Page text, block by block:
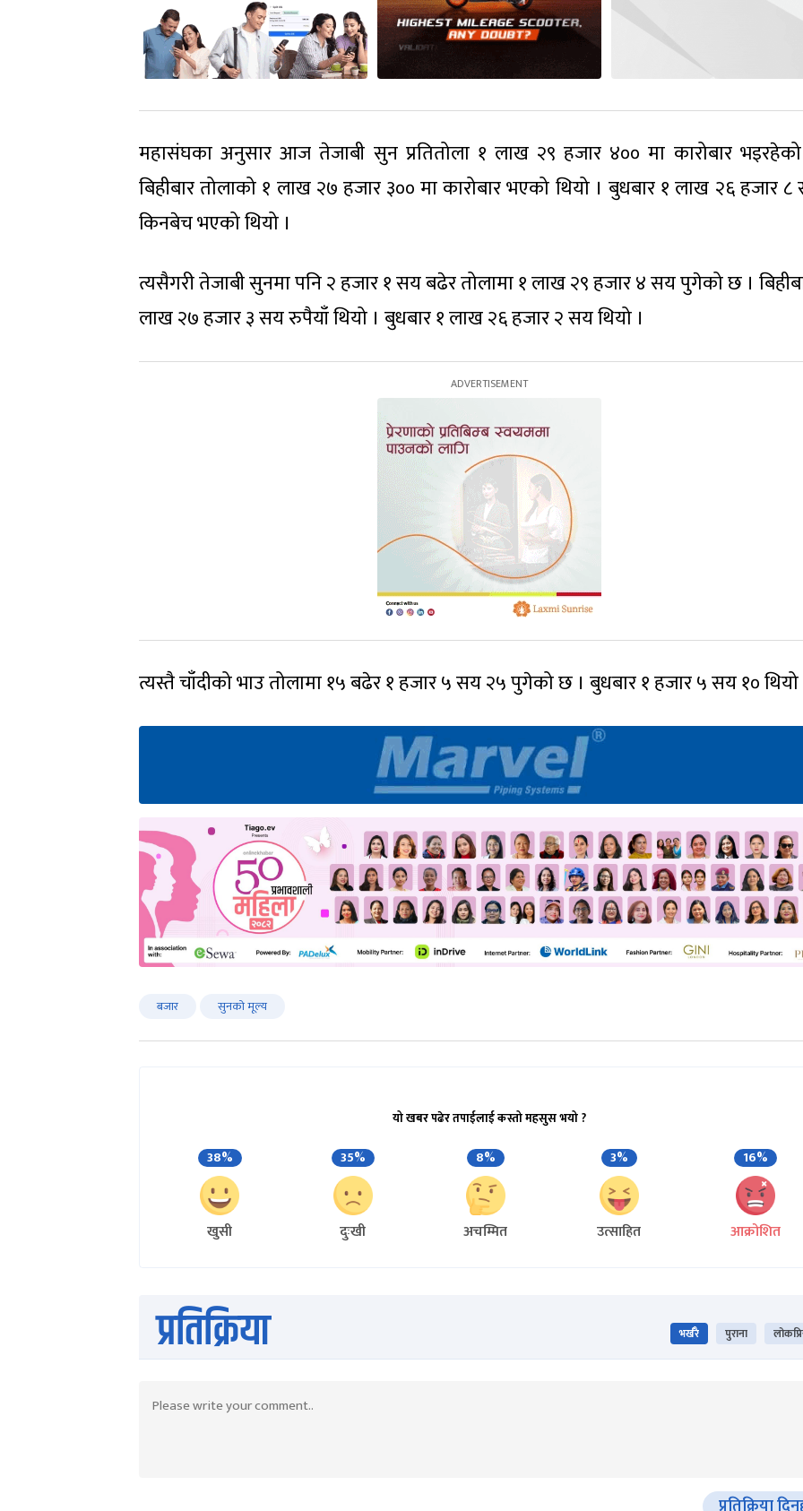
महासंघका अनुसार आज तेजाबी सुन प्रतितोला १ लाख २९ हजार ४०० मा कारोबार
बिहीबार तोलाको १ लाख २७ हजार ३०० मा कारोबार भएको थियो । बुधबार १ लाख २६ हजार
किनबेच भएको थियो ।
त्यसैगरी तेजाबी सुनमा पनि २ हजार १ सय बढेर तोलामा १ लाख २९ हजार ४ सय पुगेको छ ।
लाख २७ हजार ३ सय रुपैयाँ थियो । बुधबार १ लाख २६ हजार २ सय थियो ।
त्यस्तै चाँदीको भाउ तोलामा १५ बढेर १ हजार ५ सय २५ पुगेको छ । बुधबार १ हजार ५ सय १० थियो
बजार सुनको मूल्य
यो खबर पढेर तपाईलाई कस्तो महसुस भयो ?
38%
खुसी
35%
दुःखी
8%
अचम्मित
3%
उत्साहित
16%
आक्रोशित
प्रतिक्रिया भर्खरै पुराना